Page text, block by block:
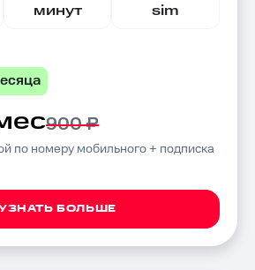
минут sim
900 ₽
по номеру мобильного + подписка
БОЛЬШЕ